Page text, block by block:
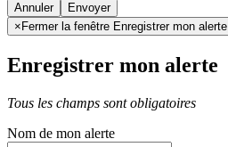
Annuler
× Fermer la fenêtre Enregistrer mon alerte
Enregistrer mon alerte
Tous les champs sont obligatoires
Nom de mon alerte